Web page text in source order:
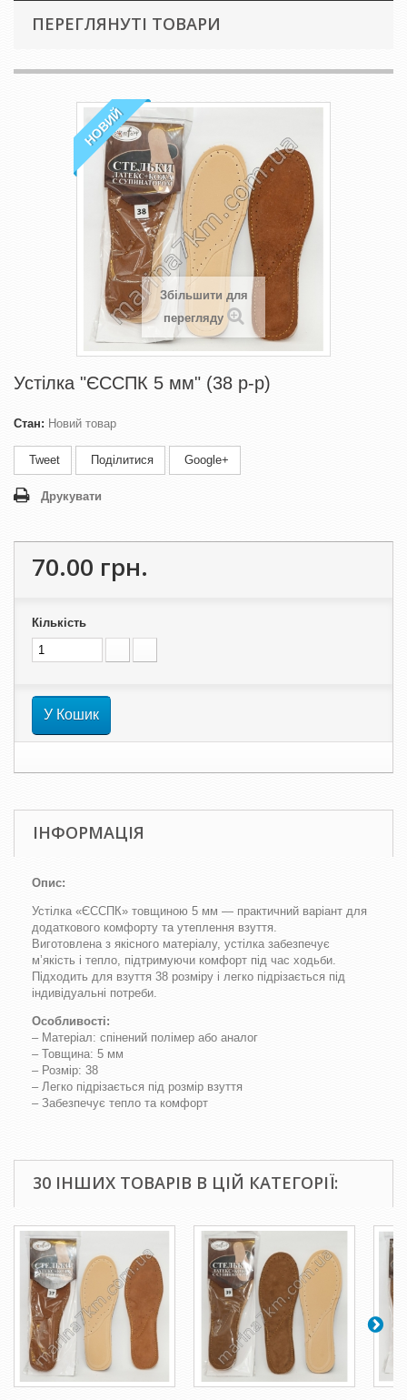
ПЕРЕГЛЯНУТІ ТОВАРИ
НОВИЙ
Збільшити для
перегляду
Устілка "ЄССПК 5 мм" (38 р-р)
Стан: Новий товар
Tweet Поділитися Google+
Друкувати
70.00 грн.
Кількість
У Кошик
ІНФОРМАЦІЯ
Опис:
Устілка «ЄССПК» товщиною 5 мм — практичний варіант для
додаткового комфорту та утеплення взуття.
Виготовлена з якісного матеріалу, устілка забезпечує
м’якість і тепло, підтримуючи комфорт під час ходьби.
Підходить для взуття 38 розміру і легко підрізається під
індивідуальні потреби.
Особливості:
– Матеріал: спінений полімер або аналог
– Товщина: 5 мм
– Розмір: 38
– Легко підрізається під розмір взуття
– Забезпечує тепло та комфорт
30 ІНШИХ ТОВАРІВ В ЦІЙ КАТЕГОРІЇ: